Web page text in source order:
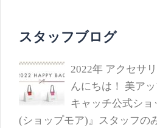
スタッフブログ
2022年 アクセサ
んにちは！ 美ア
キャッチ公式ショ
(ショップモア)』スタッフの